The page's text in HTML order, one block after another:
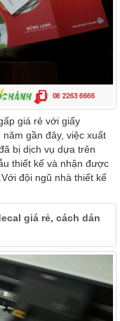
giá rẻ với giấy
gần đây, việc xuất
bị dịch vụ dựa trên
thiết kế và nhận được
đội ngũ nhà thiết kế
giá rẻ, cách dán